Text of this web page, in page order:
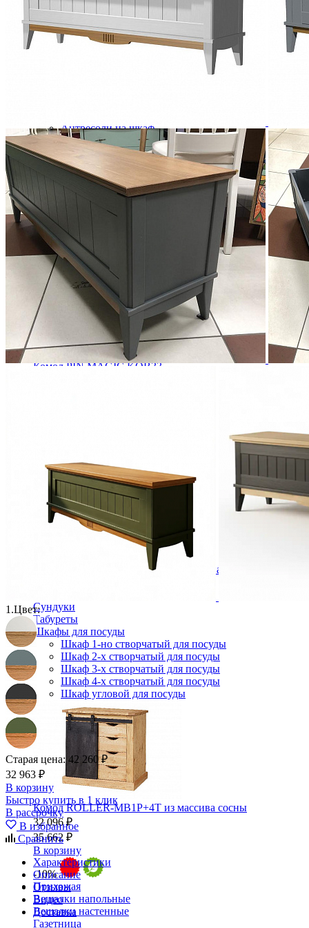
Кровати двуспальные
Кровати металлические
Кровати односпальные
Кровати полутороспальные
Антресоли на шкаф
Полки и ящики в шкаф для одежды
Шкаф 1-дверный для одежды и белья
Шкафы 2-х дверные для одежды и белья
Шкафы 3-х дверные для одежды и белья
Шкафы 4-х дверные для одежды и белья
Шкафы 5-ти дверные для одежды и белья
Шкафы 6-ти дверные для одежды и белья
Шкафы купе для одежды и белья
Шкафы угловые для одежды и белья
Ящики и короба
Комод PIN MAGIC KOB33
Комоды для кухни
Лавки и скамьи
Полки и ящики
Столы кофейные и чайные
Столы обеденные
Столы квадратные из массива
Столы круглые из массива
Столы овальные из массива
Столы прямоугольные из массива
Сундуки
Табуреты
Шкафы для посуды
Шкаф 1-но створчатый для посуды
Шкаф 2-х створчатый для посуды
Шкаф 3-х створчатый для посуды
Шкаф 4-х створчатый для посуды
Шкаф угловой для посуды
Комод ROLLER-MB1P+4T из массива сосны
32 096 ₽
35 662 ₽
В корзину
-10%
Прихожая
Вешалки напольные
Вешалки настенные
Газетница
1.Цвет:
Старая цена:42 260 ₽
32 963 ₽
В корзину
Быстро купить в 1 клик
В рассрочку
В избранное
Сравнить
Характеристики
Описание
Отзывы
Видео
Доставка